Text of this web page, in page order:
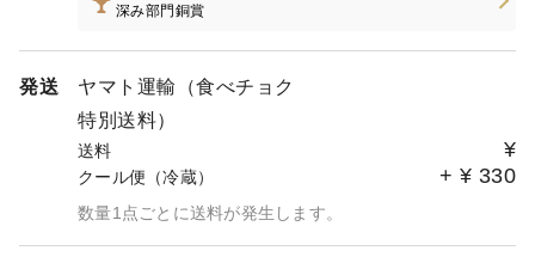
深み部門銅賞
発送
ヤマト運輸（食べチョク
特別送料）
送料 ¥
クール便（冷蔵） + ¥ 330
数量1点ごとに送料が発生します。